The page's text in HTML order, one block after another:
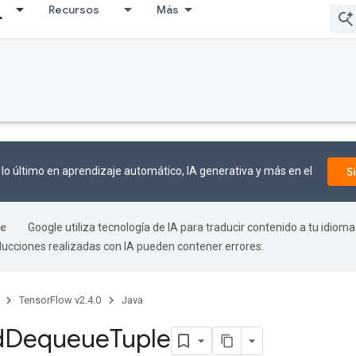
Recursos Más
último en aprendizaje automático, IA generativa y más en el
Google utiliza tecnología de IA para traducir contenido a tu idioma
realizadas con IA pueden contener errores.
TensorFlow v2.4.0 Java
DequeueTuple